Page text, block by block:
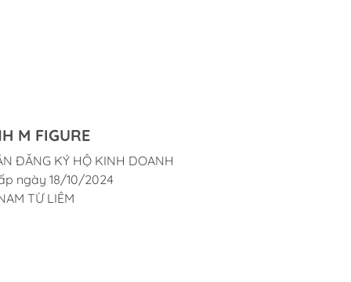
M FIGURE
ĐĂNG KÝ HỘ KINH DOANH
ngày 18/10/2024
TỪ LIÊM